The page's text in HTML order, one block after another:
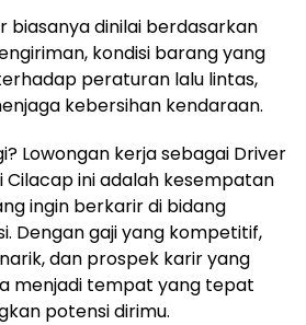
biasanya dinilai berdasarkan
kondisi barang yang
peraturan lalu lintas,
kebersihan kendaraan.
Lowongan kerja sebagai Driver
Cilacap ini adalah kesempatan
ingin berkarir di bidang
Dengan gaji yang kompetitif,
dan prospek karir yang
menjadi tempat yang tepat
potensi dirimu.